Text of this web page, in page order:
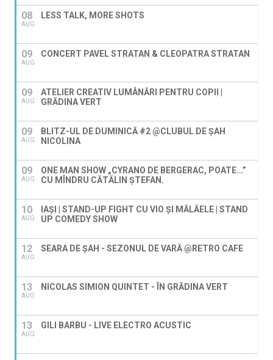
08
AUG
LESS TALK, MORE SHOTS
09
AUG
CONCERT PAVEL STRATAN & CLEOPATRA STRATAN
09
AUG
ATELIER CREATIV LUMÂNĂRI PENTRU COPII |
GRĂDINA VERT
09
AUG
BLITZ-UL DE DUMINICĂ #2 @CLUBUL DE ȘAH
NICOLINA
09
AUG
ONE MAN SHOW „CYRANO DE BERGERAC, POATE...”
CU MÎNDRU CĂTĂLIN ȘTEFAN.
10
AUG
IAȘI | STAND-UP FIGHT CU VIO ȘI MĂLĂELE | STAND
UP COMEDY SHOW
12
AUG
SEARA DE ȘAH - SEZONUL DE VARĂ @RETRO CAFE
13
AUG
NICOLAS SIMION QUINTET - ÎN GRĂDINA VERT
13
AUG
GILI BARBU - LIVE ELECTRO ACUSTIC